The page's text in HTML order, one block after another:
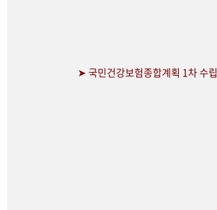
➤ 국민건강보험종합계획 1차 수립